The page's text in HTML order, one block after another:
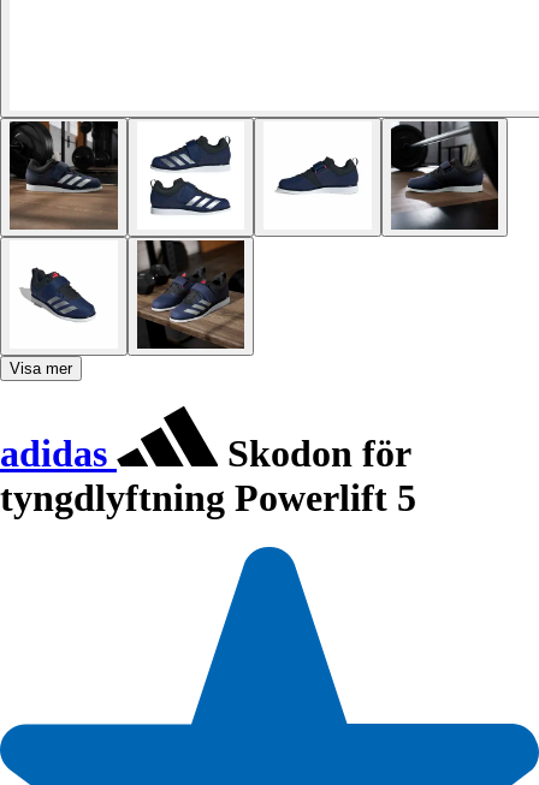
Visa mer
adidas
Skodon för
tyngdlyftning Powerlift 5